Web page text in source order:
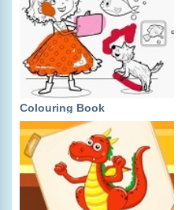
Colouring Book